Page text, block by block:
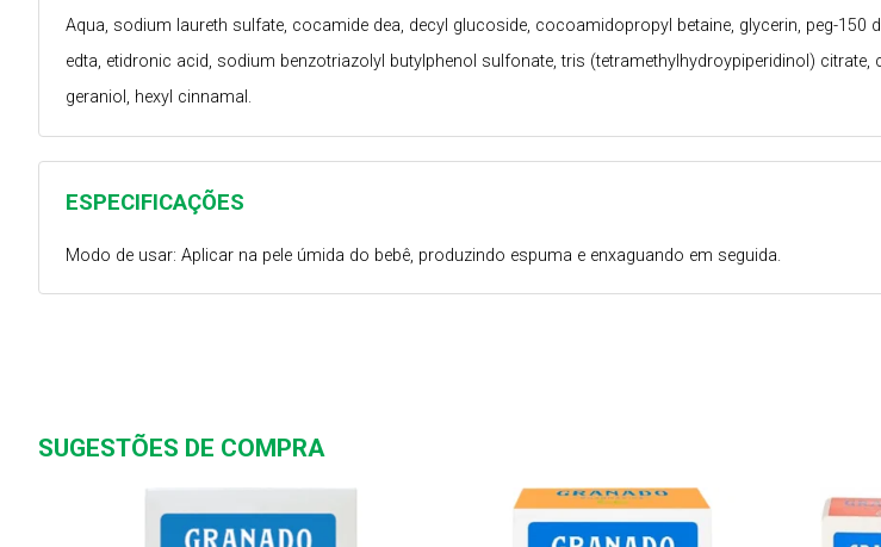
ESPECIFICAÇÕES
Modo de usar: Aplicar na pele úmida do bebê, produzindo espuma e enxaguando em seguida.
Aqua, sodium laureth sulfate, cocamide dea, decyl glucoside, cocoamidopropyl betaine, glycerin, peg-
edta, etidronic acid, sodium benzotriazolyl butylphenol sulfonate, tris (tetramethylhydroypiperidinol)
geraniol, hexyl cinnamal.
SUGESTÕES DE COMPRA